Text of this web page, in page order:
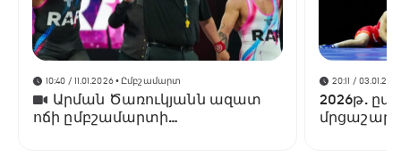
10:40 / 11.01.2026• Ըմբշամարտ
Արման Ծառուկյանն ազատ
ոճի ըմբշամարտի
20:11 /
2026թ.